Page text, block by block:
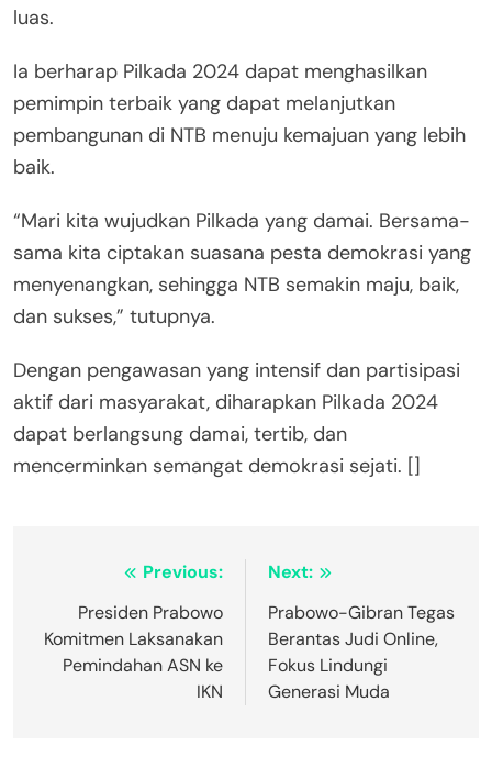
luas.
Ia berharap Pilkada 2024 dapat menghasilkan
pemimpin terbaik yang dapat melanjutkan
pembangunan di NTB menuju kemajuan yang lebih
baik.
“Mari kita wujudkan Pilkada yang damai. Bersama-
sama kita ciptakan suasana pesta demokrasi yang
menyenangkan, sehingga NTB semakin maju, baik,
dan sukses,” tutupnya.
Dengan pengawasan yang intensif dan partisipasi
aktif dari masyarakat, diharapkan Pilkada 2024
dapat berlangsung damai, tertib, dan
mencerminkan semangat demokrasi sejati. []
navigation
Previous:
Presiden Prabowo
Komitmen Laksanakan
Pemindahan ASN ke
IKN
Next:
Prabowo-Gibran Tegas
Berantas Judi Online,
Fokus Lindungi
Generasi Muda